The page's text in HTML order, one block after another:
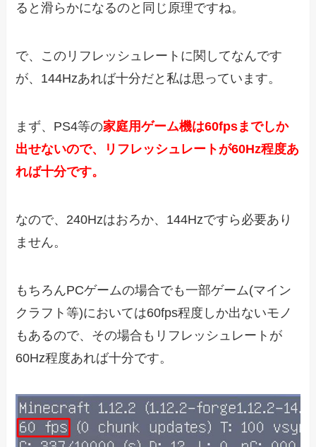
ると滑らかになるのと同じ原理ですね。
で、このリフレッシュレートに関してなんです
が、144Hzあれば十分だと私は思っています。
まず、PS4等の家庭用ゲーム機は60fpsまでしか
出せないので、リフレッシュレートが60Hz程度あ
れば十分です。
なので、240Hzはおろか、144Hzですら必要あり
ません。
もちろんPCゲームの場合でも一部ゲーム(マイン
クラフト等)においては60fps程度しか出ないモノ
もあるので、その場合もリフレッシュレートが
60Hz程度あれば十分です。